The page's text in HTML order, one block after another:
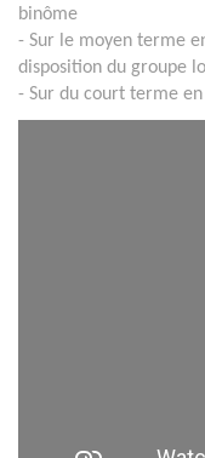
binôme
- Sur le moyen terme
disposition du groupe
- Sur du court terme